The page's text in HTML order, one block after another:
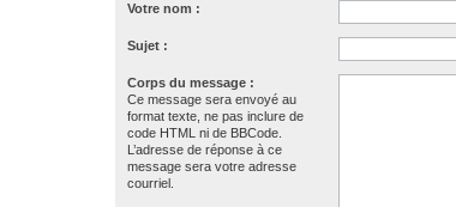
Votre nom :
Sujet :
Corps du message :
Ce message sera envoyé au
format texte, ne pas inclure de
code HTML ni de BBCode.
L’adresse de réponse à ce
message sera votre adresse
courriel.